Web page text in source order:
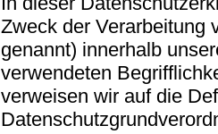
Zweck der Verarbeitung
genannt) innerhalb
verwendeten
verweisen wir auf die